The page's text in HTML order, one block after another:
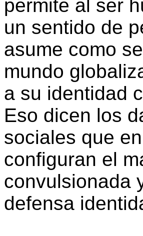
permite al ser
un sentido de
asume como
mundo
a su identidad
Eso dicen los
sociales que
configuran el
convulsionada
defensa